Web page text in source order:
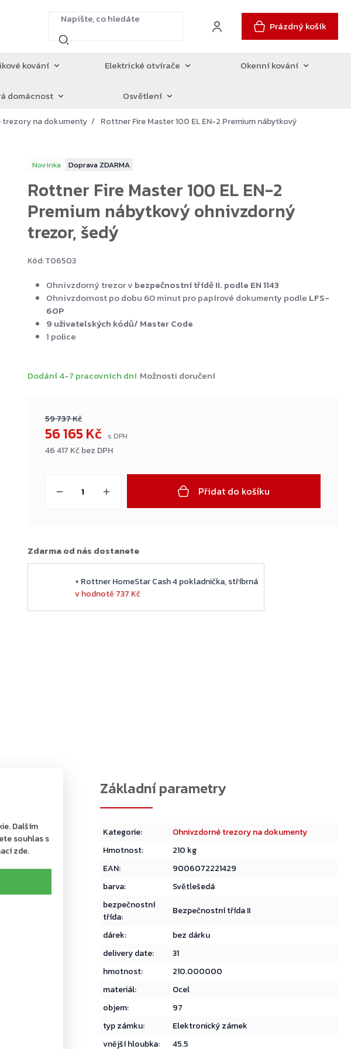
Dalším
souhlas s
zde.
Prázdný košík
kování Elektrické otvírače
Okenní kování
domácnost Osvětlení
trezory na dokumenty
Rottner Fire Master 100 EL EN-2 Premium nábytkový
Novinka ZDARMA
Rottner Fire Master 100 EL EN-2
Premium nábytkový ohnivzdorný
trezor, šedý
Kód:T06503
59 737 Kč
56 165 Kč
46 417 Kč bez DPH
Dodání 4-7 pracovních dní Možnosti doručení
Přidat do košíku
Zdarma od nás dostanete
+ Rottner HomeStar Cash 4 pokladnička, stříbrná
v hodnotě 737 Kč
Ohnivzdorný trezor v bezpečnostní třídě II. podle EN 1143
Ohnivzdornost po dobu 60 minut pro papírové dokumenty podle LFS-
60P
9 uživatelských kódů/ Master Code
1 police
Kategorie:
Ohnivzdorné trezory na dokumenty
Hmotnost:
210 kg
EAN:
9006072221429
barva:
Světlešedá
bezpečnostní
třída:
Bezpečnostní třída II
dárek:
bez dárku
delivery date:
31
hmotnost:
210.000000
materiál:
Ocel
objem:
97
typ zámku:
Elektronický zámek
vnější hloubka:
45.5